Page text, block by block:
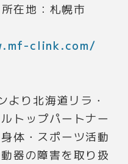
在地：札幌市
clink.com/
り北海道リラ・
トップパートナー
体・スポーツ活動
器の障害を取り扱